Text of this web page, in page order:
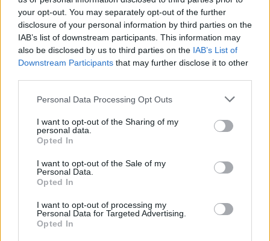
your opt-out. You may separately opt-out of the further
disclosure of your personal information by third parties on the
IAB’s list of downstream participants. This information may
also be disclosed by us to third parties on the IAB’s List of
Downstream Participants that may further disclose it to other
Personal Data Processing Opt Outs
I want to opt-out of the Sharing of my
personal data.
Opted In
I want to opt-out of the Sale of my
Personal Data.
Opted In
I want to opt-out of processing my
Personal Data for Targeted Advertising.
Opted In
Terveys
Puutiaisaivotulehduksen
tapausmäärät laskivat: ”Tätä
selittää useampikin seikka”